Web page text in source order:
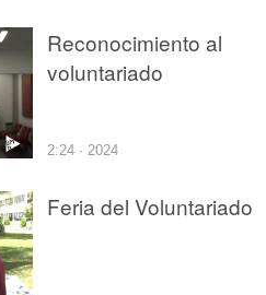
Reconocimiento al
voluntariado
2:24 · 2024
Feria del Voluntariado